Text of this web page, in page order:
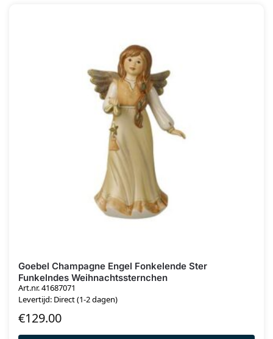
Goebel Champagne Engel Fonkelende Ster
Funkelndes Weihnachtssternchen
Art.nr. 41687071
Levertijd: Direct (1-2 dagen)
€129.00